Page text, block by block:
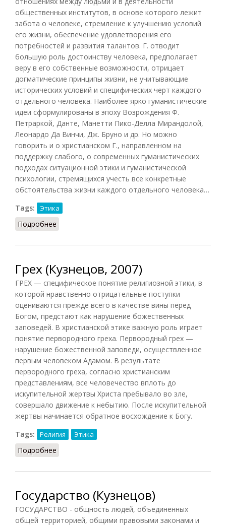
общественных институтов, в основе которого лежит
забота о человеке, стремление к улучшению условий
его жизни, обеспечение удовлетворения его
потребностей и развития талантов. Г. отводит
большую роль достоинству человека, предполагает
веру в его собственные возможности, отрицает
догматические принципы жизни, не учитывающие
исторических условий и специфических черт каждого
отдельного человека. Наиболее ярко гуманистические
идеи сформулированы в эпоху Возрождения Ф.
Петраркой, Данте, Манетти Пико-Делла Мирандолой,
Леонардо Да Винчи, Дж. Бруно и др. Но можно
говорить и о христианском Г., направленном на
поддержку слабого, о современных гуманистических
подходах ситуационной этики и гуманистической
психологии, стремящихся учесть все конкретные
обстоятельства жизни каждого отдельного человека…
Tags:
Этика
Подробнее
Грех (Кузнецов, 2007)
ГРЕХ — специфическое понятие религиозной этики, в
которой нравственно отрицательные поступки
оцениваются прежде всего в качестве вины перед
Богом, предстают как нарушение божественных
заповедей. В христианской этике важную роль играет
понятие первородного греха. Первородный грех —
нарушение божественной заповеди, осуществленное
первым человеком Адамом. В результате
первородного греха, согласно христианским
представлениям, все человечество вплоть до
искупительной жертвы Христа пребывало во зле,
совершало движение к небытию. После искупительной
жертвы начинается обратное восхождение к Богу.
Tags:
Религия Этика
Подробнее
Государство (Кузнецов)
ГОСУДАРСТВО - общность людей, объединенных
общей территорией, общими правовыми законами и